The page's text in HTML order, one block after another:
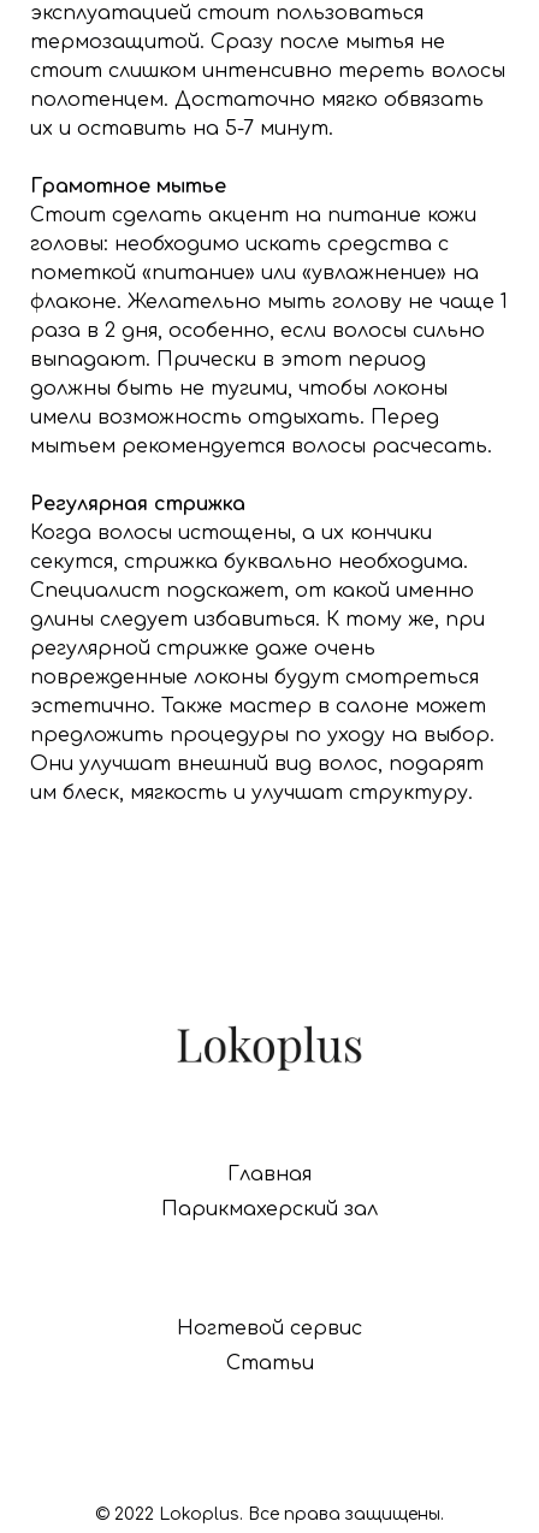
эксплуатацией стоит пользоваться
термозащитой. Сразу после мытья не
стоит слишком интенсивно тереть волосы
полотенцем. Достаточно мягко обвязать
их и оставить на 5-7 минут.
Грамотное мытье
Стоит сделать акцент на питание кожи
головы: необходимо искать средства с
пометкой «питание» или «увлажнение» на
флаконе. Желательно мыть голову не чаще 1
раза в 2 дня, особенно, если волосы сильно
выпадают. Прически в этот период
должны быть не тугими, чтобы локоны
имели возможность отдыхать. Перед
мытьем рекомендуется волосы расчесать.
Регулярная стрижка
Когда волосы истощены, а их кончики
секутся, стрижка буквально необходима.
Специалист подскажет, от какой именно
длины следует избавиться. К тому же, при
регулярной стрижке даже очень
поврежденные локоны будут смотреться
эстетично. Также мастер в салоне может
предложить процедуры по уходу на выбор.
Они улучшат внешний вид волос, подарят
им блеск, мягкость и улучшат структуру.
Главная
Парикмахерский зал
Ногтевой сервис
Статьи
© 2022 Lokoplus. Все права защищены.